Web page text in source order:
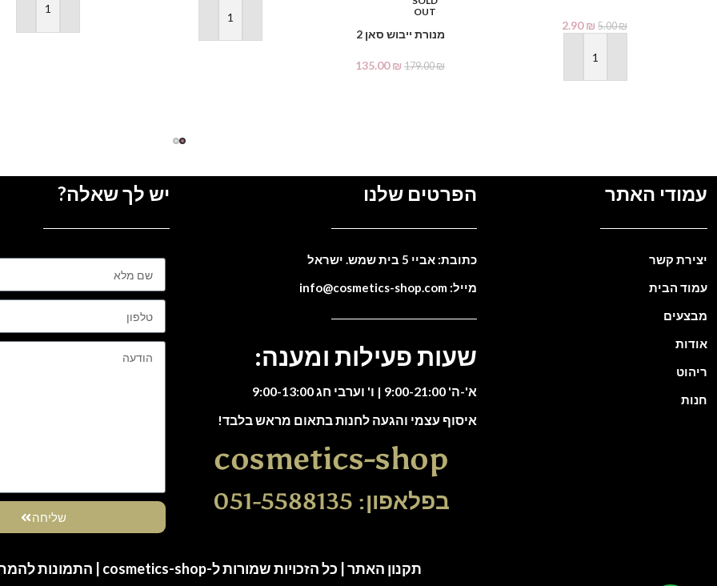
5.00₪
2.90₪
הוספה לסל
OUT
מנורת ייבוש סאן 2
179.00₪
135.00₪
הוספה לסל
הוספה לסל
עמודי האתר
יצירת קשר
עמוד הבית
מבצעים
אודות
ריהוט
חנות
הפרטים שלנו
כתובת: אביי 5 בית שמש. ישראל
מייל: info@cosmetics-shop.com
שעות פעילות ומענה:
א'-ה' 9:00-21:00 | ו' וערבי חג 9:00-13:00
איסוף עצמי והגעה לחנות בתאום מראש בלבד!
cosmetics-shop
בפלאפון: 051-5588135
יש לך שאלה?
שליחה
תקנון האתר | כל הזכויות שמורות ל-cosmetics-shop | התמונות להמחשה בלבד